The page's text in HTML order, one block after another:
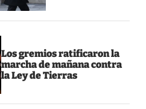
Los gremios ratificaron la
marcha de mañana contra
la Ley de Tierras